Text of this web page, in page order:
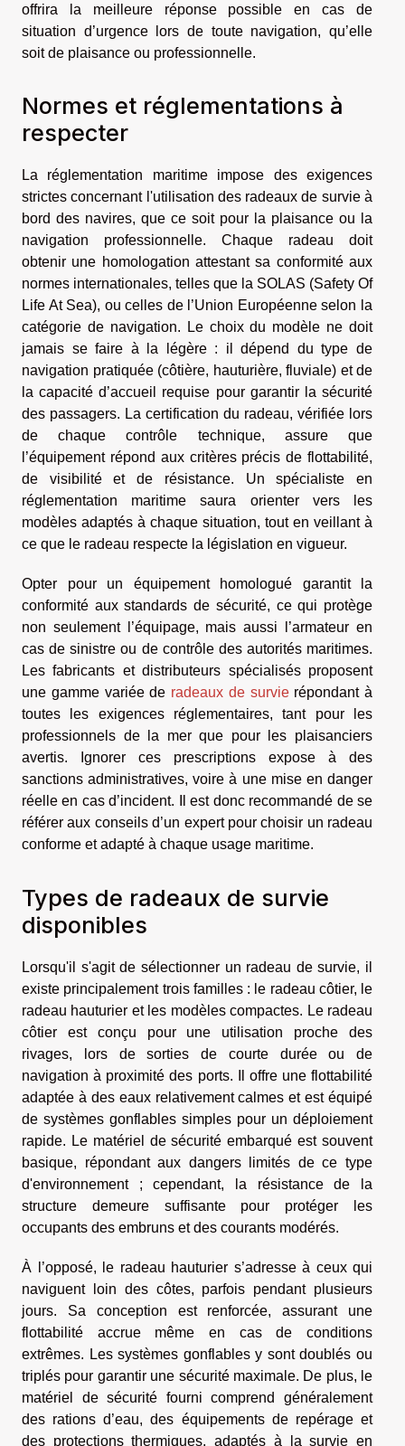
offrira la meilleure réponse possible en cas de
situation d’urgence lors de toute navigation, qu’elle
soit de plaisance ou professionnelle.
Normes et réglementations à
respecter
La réglementation maritime impose des exigences
strictes concernant l'utilisation des radeaux de survie à
bord des navires, que ce soit pour la plaisance ou la
navigation professionnelle. Chaque radeau doit
obtenir une homologation attestant sa conformité aux
normes internationales, telles que la SOLAS (Safety Of
Life At Sea), ou celles de l’Union Européenne selon la
catégorie de navigation. Le choix du modèle ne doit
jamais se faire à la légère : il dépend du type de
navigation pratiquée (côtière, hauturière, fluviale) et de
la capacité d’accueil requise pour garantir la sécurité
des passagers. La certification du radeau, vérifiée lors
de chaque contrôle technique, assure que
l’équipement répond aux critères précis de flottabilité,
de visibilité et de résistance. Un spécialiste en
réglementation maritime saura orienter vers les
modèles adaptés à chaque situation, tout en veillant à
ce que le radeau respecte la législation en vigueur.
Opter pour un équipement homologué garantit la
conformité aux standards de sécurité, ce qui protège
non seulement l’équipage, mais aussi l’armateur en
cas de sinistre ou de contrôle des autorités maritimes.
Les fabricants et distributeurs spécialisés proposent
une gamme variée de radeaux de survierépondant à
toutes les exigences réglementaires, tant pour les
professionnels de la mer que pour les plaisanciers
avertis. Ignorer ces prescriptions expose à des
sanctions administratives, voire à une mise en danger
réelle en cas d’incident. Il est donc recommandé de se
référer aux conseils d’un expert pour choisir un radeau
conforme et adapté à chaque usage maritime.
Types de radeaux de survie
disponibles
Lorsqu'il s'agit de sélectionner un radeau de survie, il
existe principalement trois familles : le radeau côtier, le
radeau hauturier et les modèles compactes. Le radeau
côtier est conçu pour une utilisation proche des
rivages, lors de sorties de courte durée ou de
navigation à proximité des ports. Il offre une flottabilité
adaptée à des eaux relativement calmes et est équipé
de systèmes gonflables simples pour un déploiement
rapide. Le matériel de sécurité embarqué est souvent
basique, répondant aux dangers limités de ce type
d'environnement ; cependant, la résistance de la
structure demeure suffisante pour protéger les
occupants des embruns et des courants modérés.
À l’opposé, le radeau hauturier s’adresse à ceux qui
naviguent loin des côtes, parfois pendant plusieurs
jours. Sa conception est renforcée, assurant une
flottabilité accrue même en cas de conditions
extrêmes. Les systèmes gonflables y sont doublés ou
triplés pour garantir une sécurité maximale. De plus, le
matériel de sécurité fourni comprend généralement
des rations d’eau, des équipements de repérage et
des protections thermiques, adaptés à la survie en